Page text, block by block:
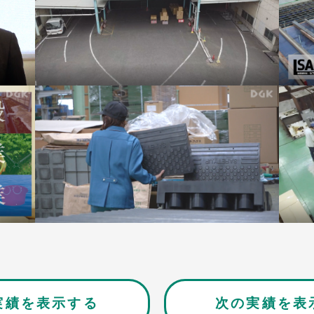
績を表示する 次の実績を表